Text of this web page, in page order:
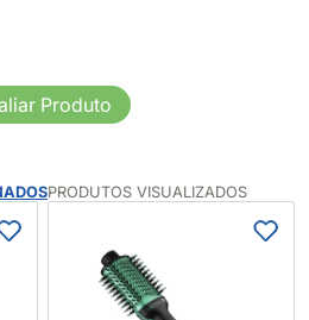
Produto
PRODUTOS VISUALIZADOS